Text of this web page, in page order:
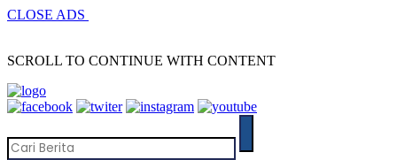
CLOSE ADS
SCROLL TO CONTINUE WITH CONTENT